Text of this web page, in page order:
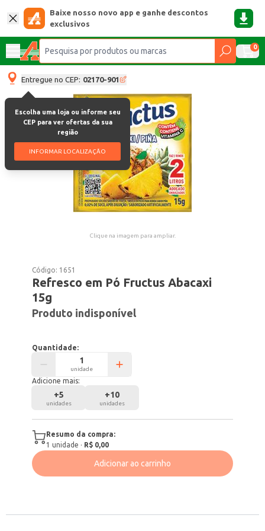
Baixe nosso novo app e ganhe descontos
exclusivos
0
Entregue no CEP: 02170-901
Escolha uma loja ou informe seu
CEP para ver ofertas da sua
região
INFORMAR LOCALIZAÇÃO
Clique na imagem para ampliar.
Código: 1651
Refresco em Pó Fructus Abacaxi
15g
Produto indisponível
Quantidade:
unidade
Adicione mais:
+5
unidades
+10
unidades
Resumo da compra:
1 unidade · R$ 0,00
Adicionar ao carrinho